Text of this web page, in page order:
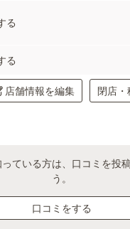
る
る
店舗情報を編集 閉店
ている方は、口コミを投
う。
口コミをする